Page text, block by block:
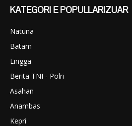
KATEGORI E POPULLARIZUAR
Natuna
Batam
Lingga
Berita TNI - Polri
Asahan
Anambas
Kepri